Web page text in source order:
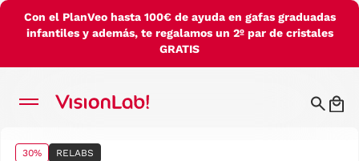
Con el PlanVeo hasta 100€ de ayuda en gafas graduadas
infantiles y además, te regalamos un 2º par de cristales
GRATIS
30% RELABS